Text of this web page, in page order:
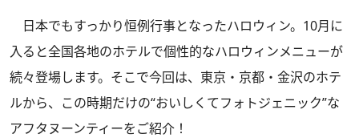
日本でもすっかり恒例行事となったハロウィン。10月に
入ると全国各地のホテルで個性的なハロウィンメニューが
続々登場します。そこで今回は、東京・京都・金沢のホテ
ルから、この時期だけの“おいしくてフォトジェニック”な
アフタヌーンティーをご紹介！